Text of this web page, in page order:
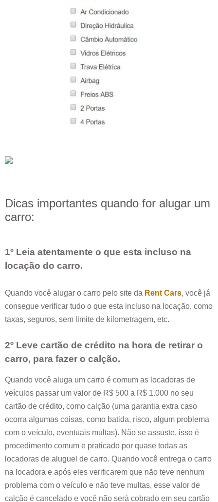
Dicas importantes quando for alugar um
carro:
1º Leia atentamente o que esta incluso na
locação do carro.
Quando você alugar o carro pelo site da Rent Cars, você já
consegue verificar tudo o que esta incluso na locação, como
taxas, seguros, sem limite de kilometragem, etc.
2º Leve cartão de crédito na hora de retirar o
carro, para fazer o calção.
Quando você aluga um carro é comum as locadoras de
veículos passar um valor de R$ 500 a R$ 1.000 no seu
cartão de crédito, como calção (uma garantia extra caso
ocorra algumas coisas, como batida, risco, algum problema
com o veículo, eventuais multas). Não se assuste, isso é
procedimento comum e praticado por quase todas as
locadoras de aluguel de carro. Quando você entrega o carro
na locadora e após eles verificarem que não teve nenhum
problema com o veículo e não teve multas, esse valor de
calção é cancelado e você não será cobrado em seu cartão